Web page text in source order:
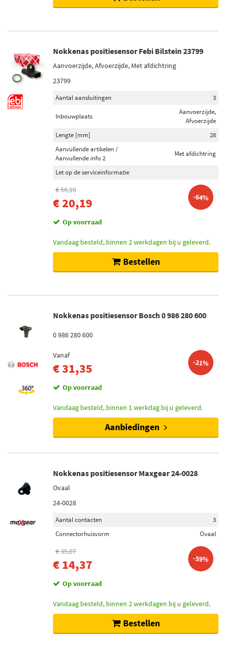
Nokkenas positiesensor Febi Bilstein 23799
Aanvoerzijde, Afvoerzijde, Met afdichtring
23799
Aantal aansluitingen 3
Inbouwplaats
Aanvoerzijde,
Afvoerzijde
Lengte [mm]
28
Aanvullende artikelen /
Aanvullende info 2
Met afdichtring
Let op de serviceinformatie
€ 56,10
€ 20,19 -64%
Op voorraad
Vandaag besteld, binnen 2 werkdagen bij u geleverd.
Bestellen
Nokkenas positiesensor Bosch 0 986 280 600
0 986 280 600
Vanaf
€ 31,35 -21%
Op voorraad
Vandaag besteld, binnen 1 werkdag bij u geleverd.
Aanbiedingen
Nokkenas positiesensor Maxgear 24-0028
Ovaal
24-0028
Aantal contacten
3
Connectorhuisvorm
Ovaal
€ 35,07
€ 14,37 -59%
Op voorraad
Vandaag besteld, binnen 2 werkdagen bij u geleverd.
Bestellen